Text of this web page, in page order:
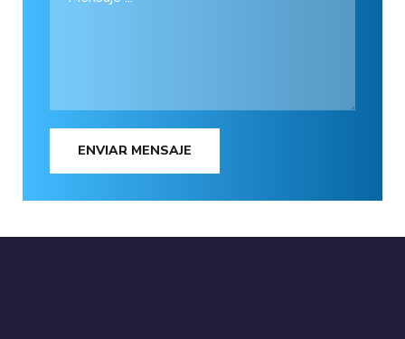
ENVIAR MENSAJE